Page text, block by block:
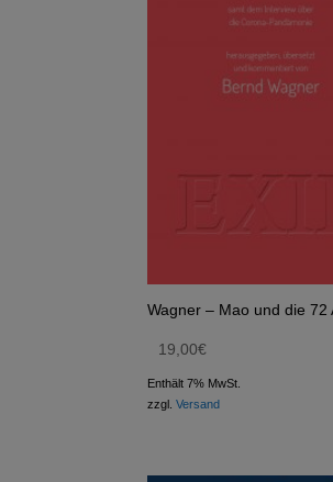
Wagner – Mao und die 72
19,00€
Enthält 7% MwSt.
zzgl.Versand